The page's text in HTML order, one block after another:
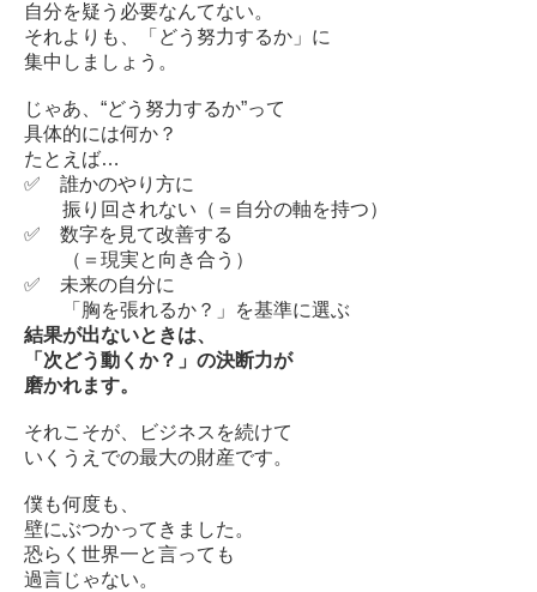
自分を疑う必要なんてない。
それよりも、「どう努力するか」に
集中しましょう。
じゃあ、“どう努力するか”って
具体的には何か？
たとえば…
✅ 誰かのやり方に
振り回されない（＝自分の軸を持つ）
✅ 数字を見て改善する
（＝現実と向き合う）
✅ 未来の自分に
「胸を張れるか？」を基準に選ぶ
結果が出ないときは、
「次どう動くか？」の決断力が
磨かれます。
それこそが、ビジネスを続けて
いくうえでの最大の財産です。
僕も何度も、
壁にぶつかってきました。
恐らく世界一と言っても
過言じゃない。